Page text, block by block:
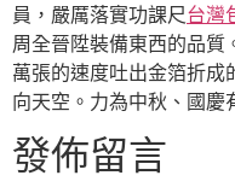
員，嚴厲落實功課尺台灣
周全晉陞裝備東西的品質
萬張的速度吐出金箔折成
向天空。力為中秋、國慶
發佈留言